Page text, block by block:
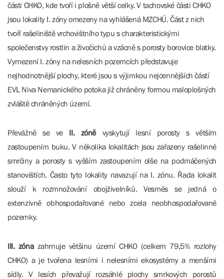
části CHKO, kde tvoří i plošně větší celky. V tachovské části CHKO
jsou lokality I. zóny omezeny na vyhlášená MZCHÚ. Část z nich
tvoří rašeliniště vrchovištního typu s charakteristickými
společenstvy rostlin a živočichů a vzácně s porosty borovice blatky.
Vymezení I. zóny na nelesních pozemcích představuje
nejhodnotnější plochy, které jsou s výjimkou nejcennějších částí
EVL Niva Nemanického potoka již chráněny formou maloplošných
zvláště chráněných území.
Převážně se ve II. zóněvyskytují lesní porosty s větším
zastoupením buku. V několika lokalitách jsou zařazeny rašelinné
smrčiny a porosty s vyšším zastoupením olše na podmáčených
stanovištích. Často tyto lokality navazují na I. zónu. Řada lokalit
slouží k rozmnožování obojživelníků. Vesměs se jedná o
extenzivně obhospodařované nebo zcela neobhospodařované
pozemky.
III. zónazahrnuje většinu území CHKO (celkem 79,5% rozlohy
CHKO) a je tvořena lesními i nelesními ekosystémy a menšími
sídly. V lesích převažují rozsáhlé plochy smrkových porostů